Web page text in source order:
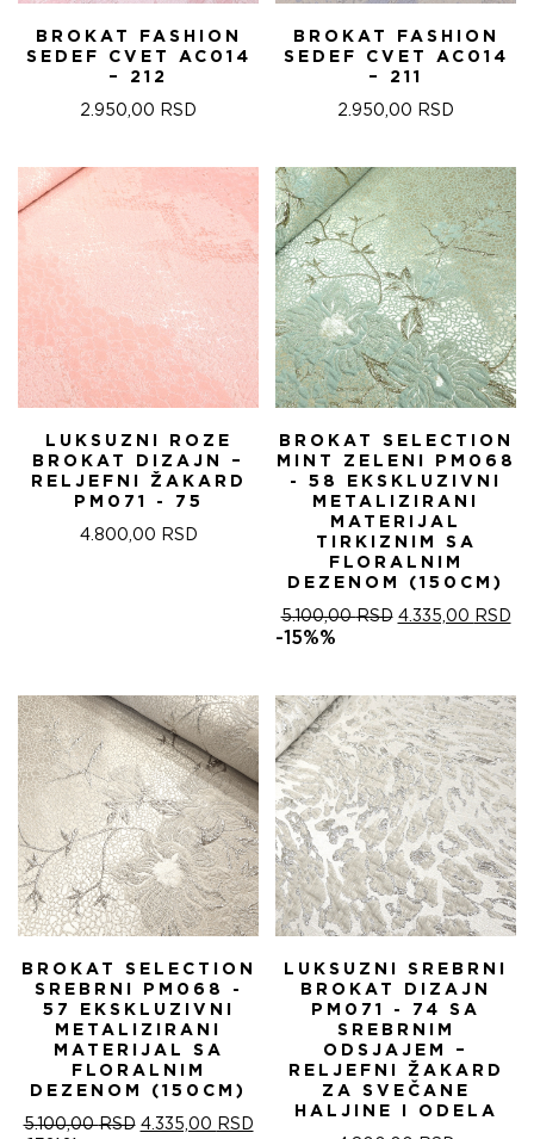
BROKAT FASHION
SEDEF CVET AC014
– 212
2.950,00 RSD
BROKAT FASHION
SEDEF CVET AC014
– 211
2.950,00 RSD
LUKSUZNI ROZE
BROKAT DIZAJN –
RELJEFNI ŽAKARD
PM071 - 75
4.800,00 RSD
BROKAT SELECTION
MINT ZELENI PM068
- 58 EKSKLUZIVNI
METALIZIRANI
MATERIJAL
TIRKIZNIM SA
FLORALNIM
DEZENOM (150CM)
5.100,00RSD ОРИГИНАЛНА
5.100,00 RSD.
4.335,00 RSD
-15%%
BROKAT SELECTION
SREBRNI PM068 -
57 EKSKLUZIVNI
METALIZIRANI
MATERIJAL SA
FLORALNIM
DEZENOM (150CM)
5.100,00RSD ОРИГИНАЛНА
4.335,00 RSDТРЕНУТНА
LUKSUZNI SREBRNI
BROKAT DIZAJN
PM071 - 74 SA
SREBRNIM
ODSJAJEM –
RELJEFNI ŽAKARD
ZA SVEČANE
HALJINE I ODELA